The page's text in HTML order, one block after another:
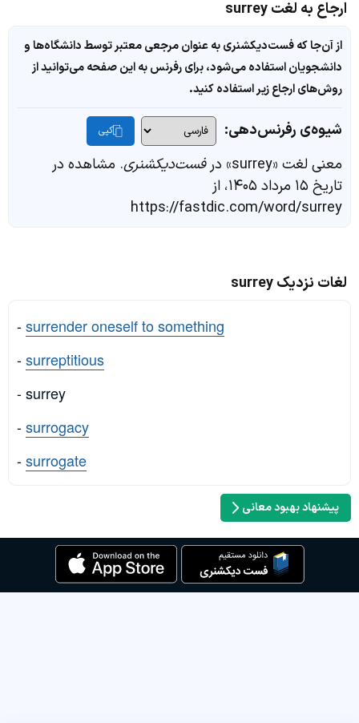
ارجاع به لغت surrey
از آن‌جا که فست‌دیکشنری به عنوان مرجعی معتبر توسط دانشگاه‌ها و
دانشجویان استفاده می‌شود، برای رفرنس به این صفحه می‌توانید از
روش‌های ارجاع زیر استفاده کنید.
شیوه‌ی رفرنس‌دهی: کپی
معنی لغت «surrey» در فست‌دیکشنری. مشاهده در
تاریخ ۱۵ مرداد ۱۴۰۵، از
https://fastdic.com/word/surrey
لغات نزدیک surrey
-surrender oneself to something
-surreptitious
- surrey
-surrogacy
-surrogate
پیشنهاد بهبود معانی